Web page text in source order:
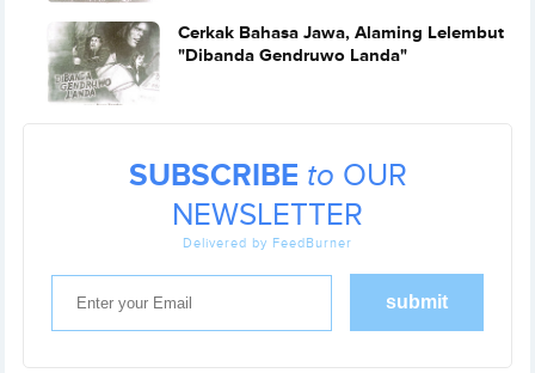
Cerkak Bahasa Jawa, Alaming Lelembut
"Dibanda Gendruwo Landa"
SUBSCRIBE to OUR
NEWSLETTER
Delivered by FeedBurner